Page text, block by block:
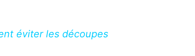
éviter les découpes